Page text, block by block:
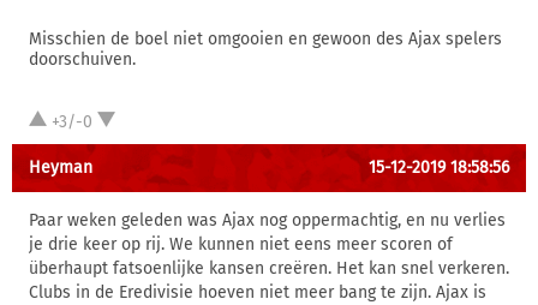
Misschien de boel niet omgooien en gewoon des Ajax spelers
doorschuiven.
+3/-0
Heyman 15-12-2019 18:58:56
Paar weken geleden was Ajax nog oppermachtig, en nu verlies
je drie keer op rij. We kunnen niet eens meer scoren of
überhaupt fatsoenlijke kansen creëren. Het kan snel verkeren.
Clubs in de Eredivisie hoeven niet meer bang te zijn. Ajax is